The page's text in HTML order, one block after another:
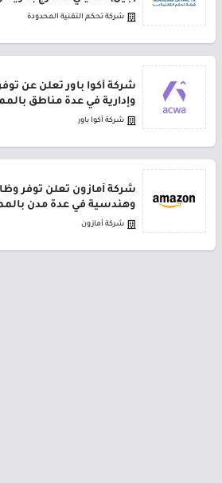
شركة تحكم التقنية المحدودة
شركة أكوا باور تعلن عن
وإدارية في عدة مناطق
شركة أكوا باور
شركة أمازون تعلن توفر
وهندسية في عدة مدن
شركة أمازون